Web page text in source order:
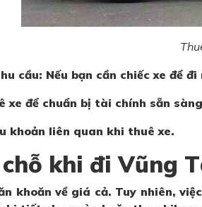
cầu: Nếu bạn cần chiếc xe
xe để chuẩn bị tài chính sẵn
khoản liên quan khi thuê xe.
khi đi Vũng
khoăn về giá cả. Tuy nhiên,